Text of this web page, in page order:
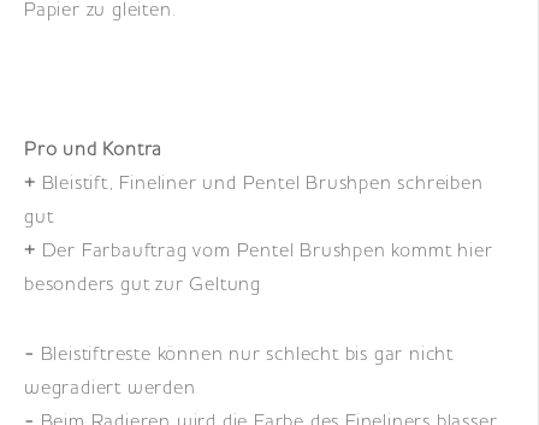
Papier zu gleiten.
Pro und Kontra
+ Bleistift, Fineliner und Pentel Brushpen schreiben
gut
+ Der Farbauftrag vom Pentel Brushpen kommt hier
besonders gut zur Geltung
- Bleistiftreste können nur schlecht bis gar nicht
wegradiert werden